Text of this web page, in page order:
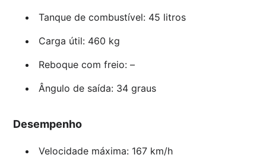
Tanque de combustível: 45 litros
Carga útil: 460 kg
Reboque com freio: –
Ângulo de saída: 34 graus
Desempenho
Velocidade máxima: 167 km/h